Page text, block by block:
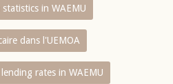
in WAEMU
dans l'UEMOA
rates in WAEMU